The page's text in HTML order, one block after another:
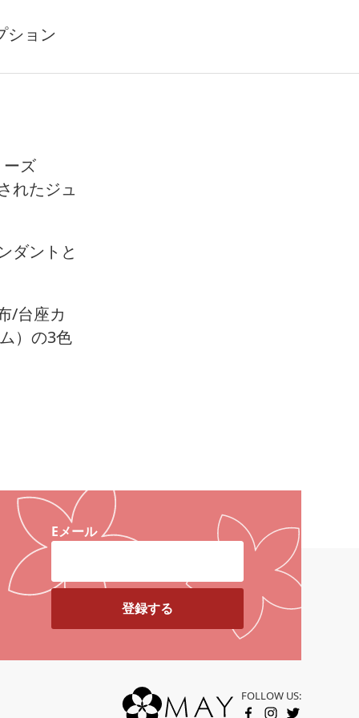
ション
ズ
れたジュ
ダントと
/台座カ
）の3色
Eメール
FOLLOW US: